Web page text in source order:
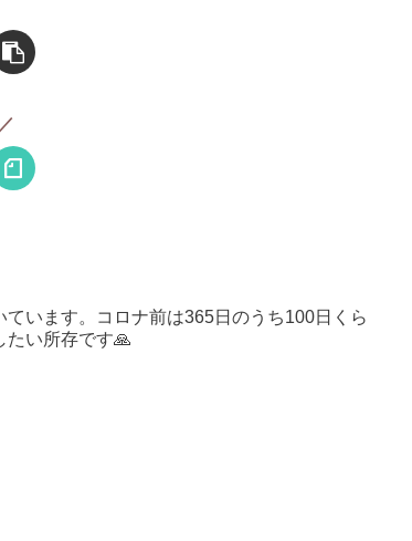
います。コロナ前は365日のうち100日くら
たい所存です🙏